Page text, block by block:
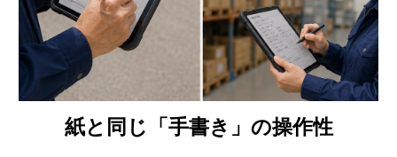
紙と同じ「手書き」の操作性